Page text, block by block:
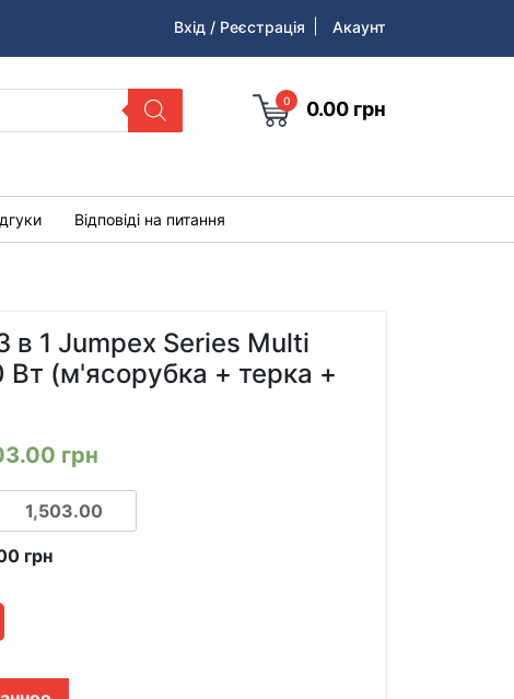
Вхід / Реєстрація Акаунт
0 0.00 грн
Відповіді на питання
в 1 Jumpex Series Multi
Вт (м'ясорубка + терка +
грн
грн